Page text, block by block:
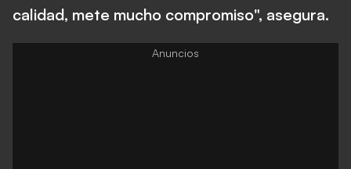
calidad, mete mucho compromiso", asegura.